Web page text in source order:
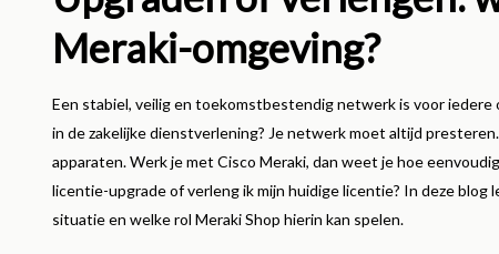
Meraki-omgeving?
Een stabiel, veilig en toekomstbestendig netwerk is voor
in de zakelijke dienstverlening? Je netwerk moet altijd
apparaten. Werk je met Cisco Meraki, dan weet je hoe
licentie-upgrade of verleng ik mijn huidige licentie? In deze
situatie en welke rol Meraki Shop hierin kan spelen.